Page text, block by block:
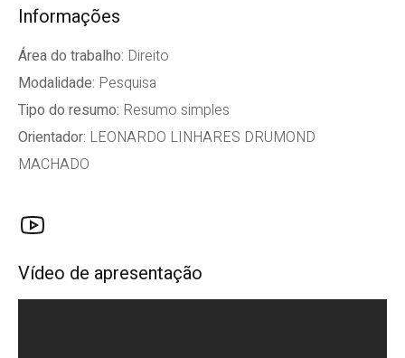
Informações
Área do trabalho: Direito
Modalidade: Pesquisa
Tipo do resumo: Resumo simples
Orientador: LEONARDO LINHARES DRUMOND
MACHADO
Vídeo de apresentação